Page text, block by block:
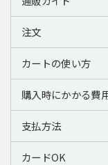
注文
カートの使い方
購入時にかかる費
支払方法
カードOK